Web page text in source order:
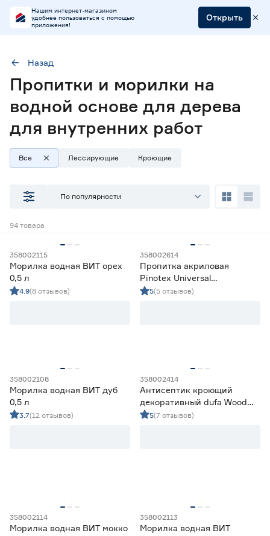
Нашим интернет-магазином
удобнее пользоваться с помощью
приложения!
Открыть
Область примененияДля внутренних и наружных работ
Для внутренних работ ОсноваНа водной основе
Ростовское шоссе, 28/7
ул. им. Данилы Волкореза, 2
Тип
Кроющие составы
Лессирующие составы
Область применения
Для внутренних и наружных работ
Бесцветный
Венге
Степень блеска
Назад
Пропитки и морилки на
водной основе для дерева
для внутренних работ
Все Лессирующие Кроющие
По популярности
94 товара
358002115
Морилка водная ВИТ орех
0,5 л
4.9(8 отзывов)
358002614
Пропитка акриловая
Pinotex Universal
карельская сосна 2,5 л
5(5 отзывов)
358002108
Морилка водная ВИТ дуб
0,5 л
3.7(12 отзывов)
358002414
Антисептик кроющий
декоративный dufa Wood
Color белый (база 1) 9 л
5(7 отзывов)
358002114
Морилка водная ВИТ мокко
358002113
Морилка водная ВИТ